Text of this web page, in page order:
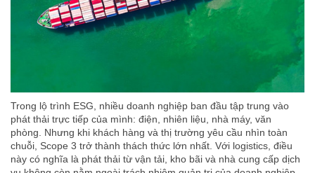
Trong lộ trình ESG, nhiều doanh nghiệp ban đầu tập trung vào
phát thải trực tiếp của mình: điện, nhiên liệu, nhà máy, văn
phòng. Nhưng khi khách hàng và thị trường yêu cầu nhìn toàn
chuỗi, Scope 3 trở thành thách thức lớn nhất. Với logistics, điều
này có nghĩa là phát thải từ vận tải, kho bãi và nhà cung cấp dịch